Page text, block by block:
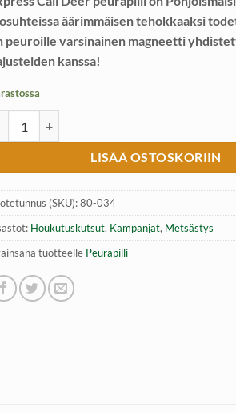
äärimmäisen tehokkaaksi
peuroille varsinainen magneetti
kanssa!
LISÄÄ OSTOSKORIIN
(SKU):80-034
Houkutuskutsut, Kampanjat, Metsästys
tuotteelle Peurapilli